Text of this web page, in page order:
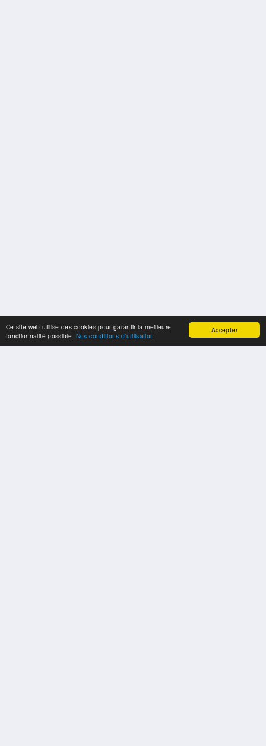
Accepter
Ce site web utilise des cookies pour garantir la meilleure
fonctionnalité possible. Nos conditions d'utilisation